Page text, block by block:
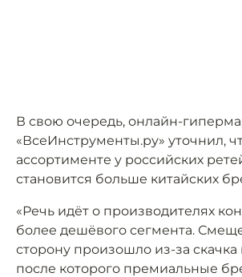
В свою очередь, онлайн-
«ВсеИнструменты.ру» уточнил,
ассортименте у российских
становится больше китайских
«Речь идёт о производителях
более дешёвого сегмента.
сторону произошло из-за скачка
после которого премиальные